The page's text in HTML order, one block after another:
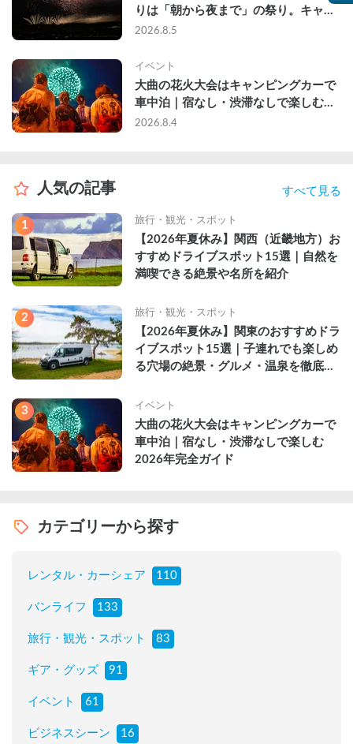
りは「朝から夜まで」の祭り。キャン
ピングカーで行った2組の記録
2026.8.5
イベント
大曲の花火大会はキャンピングカーで
車中泊｜宿なし・渋滞なしで楽しむ
2026年完全ガイド
2026.8.4
人気の記事 すべて見る
1 旅行・観光・スポット
【2026年夏休み】関西（近畿地方）お
すすめドライブスポット15選｜自然を
満喫できる絶景や名所を紹介
2 旅行・観光・スポット
【2026年夏休み】関東のおすすめドラ
イブスポット15選｜子連れでも楽しめ
る穴場の絶景・グルメ・温泉を徹底解
3 イベント
大曲の花火大会はキャンピングカーで
車中泊｜宿なし・渋滞なしで楽しむ
2026年完全ガイド
カテゴリーから探す
レンタル・カーシェア 110
バンライフ 133
旅行・観光・スポット 83
ギア・グッズ 91
イベント 61
ビジネスシーン 16